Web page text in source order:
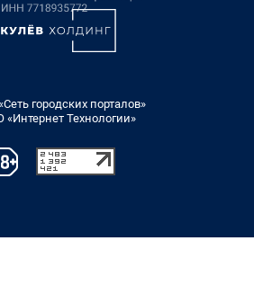
городских порталов»
Технологии»